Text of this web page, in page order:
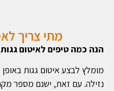
מתי צריך
הנה כמה טיפים לאיטום
מומלץ לבצע איטום גגות
נזילה. עם זאת, ישנם מספר